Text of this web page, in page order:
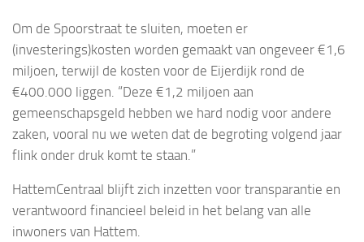
Om de Spoorstraat te sluiten, moeten er
(investerings)kosten worden gemaakt van ongeveer €1,6
miljoen, terwijl de kosten voor de Eijerdijk rond de
€400.000 liggen. “Deze €1,2 miljoen aan
gemeenschapsgeld hebben we hard nodig voor andere
zaken, vooral nu we weten dat de begroting volgend jaar
flink onder druk komt te staan.”
HattemCentraal blijft zich inzetten voor transparantie en
verantwoord financieel beleid in het belang van alle
inwoners van Hattem.